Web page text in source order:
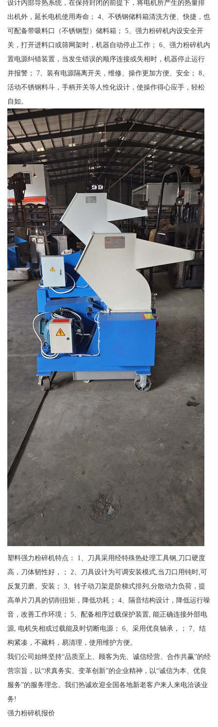
设计内部导热系统，在保持封闭的前提下，将电机所产生的热量排
出机外，延长电机使用寿命； 4、不锈钢储料箱清洗方便、快捷，也
可配备带吸料口（不锈钢型）储料箱； 5、强力粉碎机内设安全开
关，打开进料口或筛网架时，机器自动停止工作； 6、强力粉碎机内
置电源纠错装置，当发生错误的顺序连接或失相时，机器停止运行
并报警； 7、装有电源隔离开关，维修、操作更加方便、安全； 8、
活动不锈钢料斗，手柄开关等人性化设计，使操作得心应手，轻松
自如。
塑料强力粉碎机特点： 1、刀具采用经特殊热处理工具钢,刀口硬度
高，刀体韧性好，； 2、刀具设计为可调安装模式,当刀口用钝时,可
反复刃磨、安装； 3、转子动刀架是阶梯式排列,分散动力负荷，提
高单片刀具的切削扭矩，降低功耗； 4、隔音结构设计，降低运行噪
音，改善工作环境； 5、配备相序过载保护装置, 能正确连接外部电
源, 电机失相或过载能及时切断电源； 6、采用优良轴承，； 7、结
构紧凑，不藏料，易清理，使用维护方便。
我们公司始终坚持“品质至上、顾客为先、诚信经营、合作共赢”的经
营宗旨，以“求真务实、变革创新”的企业精神，以“诚信为本、优良
服务”的服务理念。我们热诚欢迎全国各地新老客户来人来电洽谈业
务!
强力粉碎机报价